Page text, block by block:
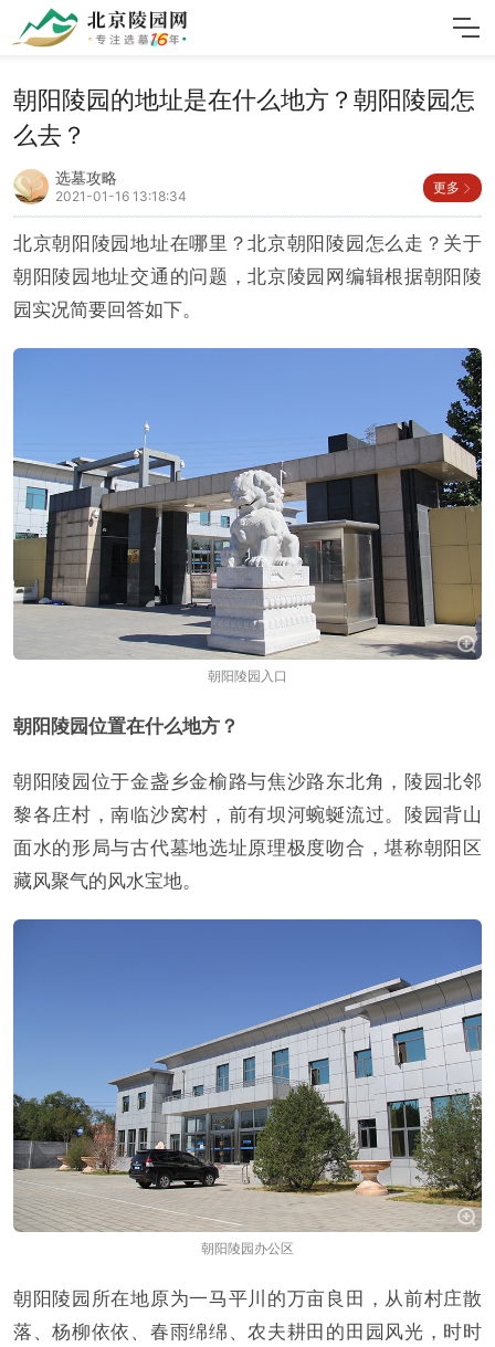
朝阳陵园的地址是在什么地方？朝阳陵园怎
么去？
选墓攻略
2021-01-16 13:18:34
更多
北京朝阳陵园地址在哪里？北京朝阳陵园怎么走？关于
朝阳陵园地址交通的问题，北京陵园网编辑根据朝阳陵
园实况简要回答如下。
朝阳陵园入口
朝阳陵园位置在什么地方？
朝阳陵园位于金盏乡金榆路与焦沙路东北角，陵园北邻
黎各庄村，南临沙窝村，前有坝河蜿蜒流过。陵园背山
面水的形局与古代墓地选址原理极度吻合，堪称朝阳区
藏风聚气的风水宝地。
朝阳陵园办公区
朝阳陵园所在地原为一马平川的万亩良田，从前村庄散
落、杨柳依依、春雨绵绵、农夫耕田的田园风光，时时